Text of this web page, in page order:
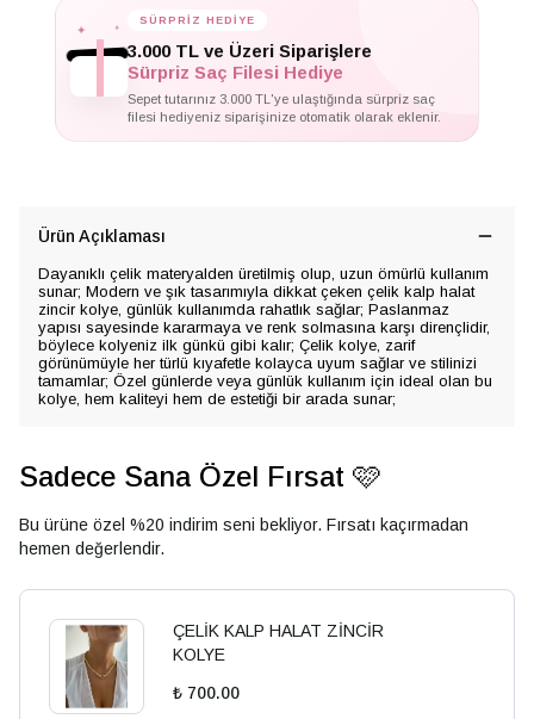
✦ SÜRPRİZ HEDİYE
3.000 TL ve Üzeri Siparişlere
Sürpriz Saç Filesi Hediye
Sepet tutarınız 3.000 TL'ye ulaştığında sürpriz saç
filesi hediyeniz siparişinize otomatik olarak eklenir.
Ürün Açıklaması
Dayanıklı çelik materyalden üretilmiş olup, uzun ömürlü kullanım
sunar; Modern ve şık tasarımıyla dikkat çeken çelik kalp halat
zincir kolye, günlük kullanımda rahatlık sağlar; Paslanmaz
yapısı sayesinde kararmaya ve renk solmasına karşı dirençlidir,
böylece kolyeniz ilk günkü gibi kalır; Çelik kolye, zarif
görünümüyle her türlü kıyafetle kolayca uyum sağlar ve stilinizi
tamamlar; Özel günlerde veya günlük kullanım için ideal olan bu
kolye, hem kaliteyi hem de estetiği bir arada sunar;
Sadece Sana Özel Fırsat 🩷
Bu ürüne özel %20 indirim seni bekliyor. Fırsatı kaçırmadan
hemen değerlendir.
ÇELİK KALP HALAT ZİNCİR
KOLYE
₺ 700.00